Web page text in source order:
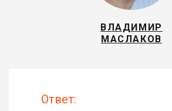
ВЛАДИМИР
МАСЛАКОВ
Ответ: